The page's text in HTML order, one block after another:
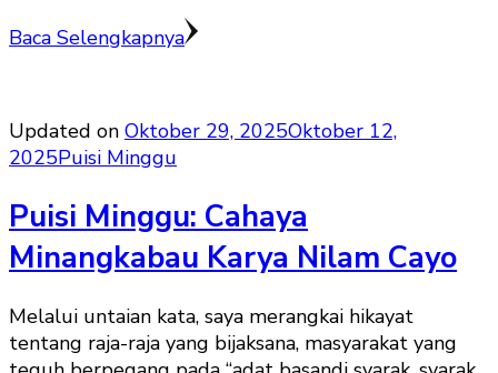
Baca Selengkapnya
Updated on Oktober 29, 2025Oktober 12,
2025Puisi Minggu
Puisi Minggu: Cahaya
Minangkabau Karya Nilam Cayo
Melalui untaian kata, saya merangkai hikayat
tentang raja-raja yang bijaksana, masyarakat yang